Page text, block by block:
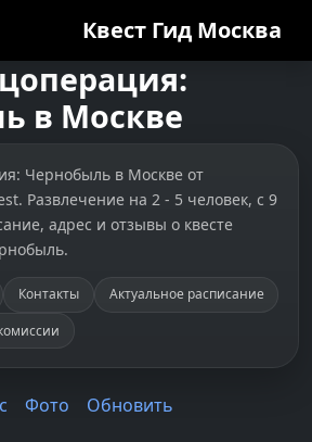
Квест Гид Москва
в Москве
Чернобыль в Москве от
Развлечение на 2 - 5 человек, с 9
адрес и отзывы о квесте
Контакты
Актуальное расписание
Фото Обновить